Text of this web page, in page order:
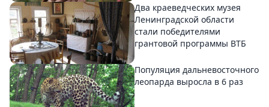
Два краеведческих музея
Ленинградской области
стали победителями
грантовой программы ВТБ
Популяция дальневосточного
леопарда выросла в 6 раз